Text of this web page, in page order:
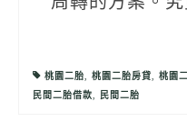
桃園二胎, 桃園二胎房貸, 桃園
民間二胎借款, 民間二胎